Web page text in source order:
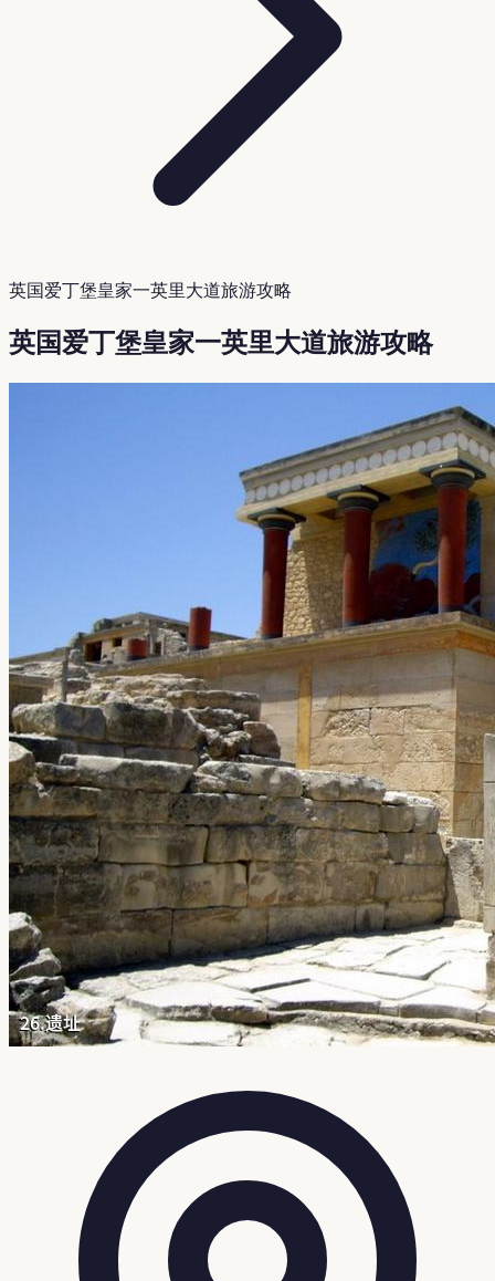
英国爱丁堡皇家一英里大道旅游攻略
英国爱丁堡皇家一英里大道旅游攻略